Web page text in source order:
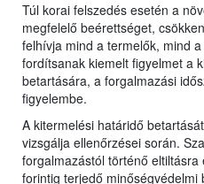
Túl korai felszedés esetén a
megfelelő beérettséget,
felhívja mind a termelők, mind
fordítsanak kiemelt figyelmet a
betartására, a forgalmazási
figyelembe.
A kitermelési határidő
vizsgálja ellenőrzései során.
forgalmazástól történő
forintig terjedő